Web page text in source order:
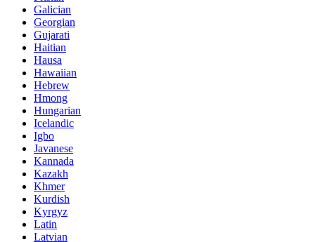
Galician
Georgian
Gujarati
Haitian
Hausa
Hawaiian
Hebrew
Hmong
Hungarian
Icelandic
Igbo
Javanese
Kannada
Kazakh
Khmer
Kurdish
Kyrgyz
Latin
Latvian